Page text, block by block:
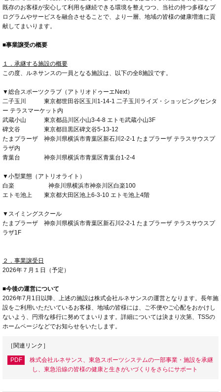
既存のお客様が安心して利用を継続できる環境を整えつつ、当社の持つ多様なプ
ログラムやサービスを融合させることで、より一層、地域の皆様の健康増進に貢
献してまいります。
■事業譲受の概要
１．承継する施設の概要
この度、ルネサンスの一員となる施設は、以下の全8施設です。
▼総合スポーツクラブ（アトリオドゥーエNext）
二子玉川 東京都世田谷区玉川1-14-1 二子玉川ライズ・ショッピングセンタ
ー テラスマーケット内
武蔵小山 東京都品川区小山3-4-8 エトモ武蔵小山3F
碑文谷 東京都目黒区碑文谷5-13-12
たまプラーザ 神奈川県横浜市青葉区新石川2-2-1 たまプラーザ テラスサウスプ
ラザ内
青葉台 神奈川県横浜市青葉区青葉台1-2-4
▼小型業態（アトリオライト）
白楽
神奈川県横浜市神奈川区白楽100
エトモ池上 東京都大田区池上6-3-10 エトモ池上4階
▼スイミングスクール
たまプラーザ 神奈川県横浜市青葉区新石川2-2-1 たまプラーザ テラスサウスプ
ラザ1F
２．事業譲受日
2026年７月１日（予定）
■今後の運営について
2026年7月1日以降、上述の施設は株式会社ルネサンスの運営となります。長年施
設をご利用いただいているお客様、地域の皆様には、ご不便やご心配をおかけし
ないよう、円滑な移行に努めてまいります。詳細については決まり次第、TSSの
ホームページなどでお知らせをいたします。
［関連リンク］
PDF
株式会社ルネサンス、東急スポーツシステムの一部事業・施設を承継
し、東急沿線の皆様の健康と生きがいづくりをさらにサポート